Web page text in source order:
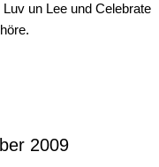
un Lee und Celebrate
2009